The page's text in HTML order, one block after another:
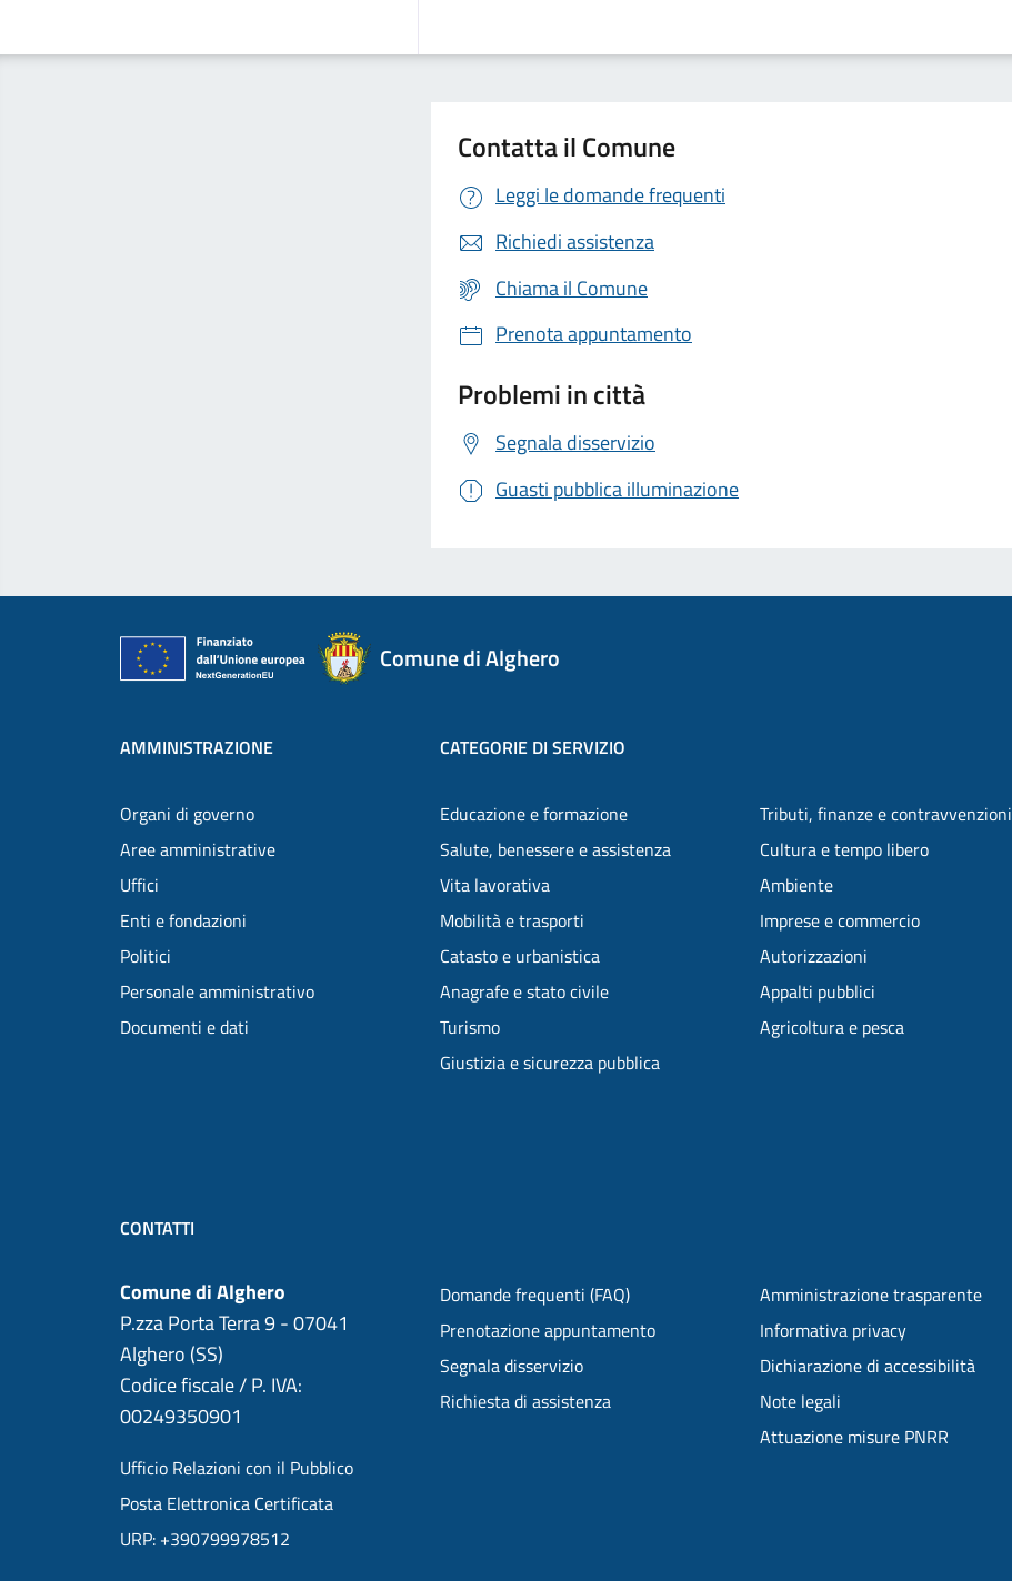
Contatta il Comune
Leggi le domande frequenti
Richiedi assistenza
Chiama il Comune
Prenota appuntamento
Problemi in città
Segnala disservizio
Guasti pubblica illuminazione
Comune di Alghero
AMMINISTRAZIONE
Organi di governo
Aree amministrative
Uffici
Enti e fondazioni
Politici
Personale amministrativo
Documenti e dati
CATEGORIE DI SERVIZIO
Educazione e formazione
Salute, benessere e assistenza
Vita lavorativa
Mobilità e trasporti
Catasto e urbanistica
Anagrafe e stato civile
Turismo
Giustizia e sicurezza pubblica
Tributi, finanze e contravvenzioni
Cultura e tempo libero
Ambiente
Imprese e commercio
Autorizzazioni
Appalti pubblici
Agricoltura e pesca
CONTATTI
Comune di Alghero
P.zza Porta Terra 9 - 07041
Alghero (SS)
Codice fiscale / P. IVA:
00249350901
Ufficio Relazioni con il Pubblico
Posta Elettronica Certificata
URP: +390799978512
Domande frequenti (FAQ)
Prenotazione appuntamento
Segnala disservizio
Richiesta di assistenza
Amministrazione trasparente
Informativa privacy
Dichiarazione di accessibilità
Note legali
Attuazione misure PNRR